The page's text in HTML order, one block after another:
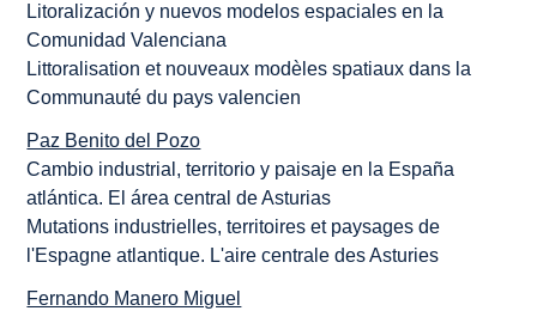
Litoralización y nuevos modelos espaciales en la
Comunidad Valenciana
Littoralisation et nouveaux modèles spatiaux dans la
Communauté du pays valencien
Paz Benito del Pozo
Cambio industrial, territorio y paisaje en la España
atlántica. El área central de Asturias
Mutations industrielles, territoires et paysages de
l'Espagne atlantique. L'aire centrale des Asturies
Fernando Manero Miguel